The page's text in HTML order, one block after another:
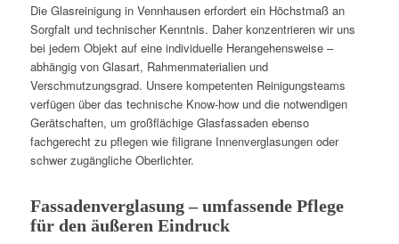
Die Glasreinigung in Vennhausen erfordert ein Höchstmaß an
Sorgfalt und technischer Kenntnis. Daher konzentrieren wir uns
bei jedem Objekt auf eine individuelle Herangehensweise –
abhängig von Glasart, Rahmenmaterialien und
Verschmutzungsgrad. Unsere kompetenten Reinigungsteams
verfügen über das technische Know-how und die notwendigen
Gerätschaften, um großflächige Glasfassaden ebenso
fachgerecht zu pflegen wie filigrane Innenverglasungen oder
schwer zugängliche Oberlichter.
Fassadenverglasung – umfassende Pflege
für den äußeren Eindruck